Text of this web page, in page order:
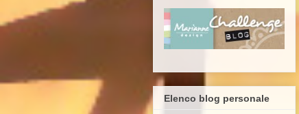
Elenco blog personale